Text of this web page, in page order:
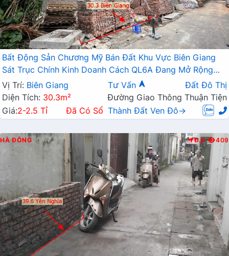
Bất Động Sản Chương Mỹ Bán Đất Khu Vực Biên Giang
Sát Trục Chính Kinh Doanh Cách QL6A Đang Mở Rộng
Chỉ Vài Trăm Mét
Vị Trí: Biên Giang Tư Vấn
Đất Đô Thị
Diện Tích: 30.3m²
Đường Giao Thông Thuận Tiện
Giá:2-2.5 Tỉ Đã Có Sổ Thành Đất Ven Đô→
HÀ ĐÔNG Đ.B 409